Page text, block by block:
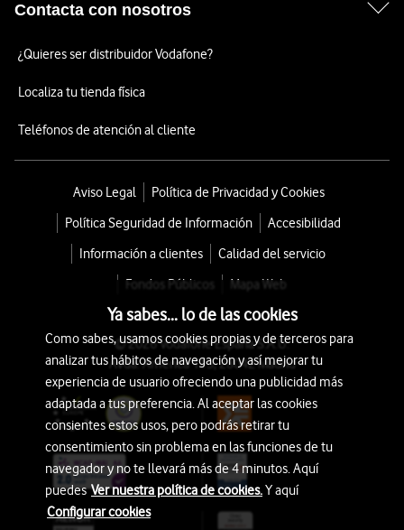
Contacta con nosotros
¿Quieres ser distribuidor Vodafone?
Localiza tu tienda física
Teléfonos de atención al cliente
Aviso Legal
Política de Privacidad y Cookies
Política Seguridad de Información
Accesibilidad
Información a clientes
Calidad del servicio
Fondos Públicos
Mapa Web
© 2026 Vodafone España S.A.U.
Avda. América 115, 28042 Madrid
Ya sabes... lo de las cookies
Como sabes, usamos cookies propias y de terceros para
analizar tus hábitos de navegación y así mejorar tu
experiencia de usuario ofreciendo una publicidad más
adaptada a tus preferencia. Al aceptar las cookies
consientes estos usos, pero podrás retirar tu
consentimiento sin problema en las funciones de tu
navegador y no te llevará más de 4 minutos. Aquí
puedesVer nuestra política de cookies.Y aquí
Configurar cookies